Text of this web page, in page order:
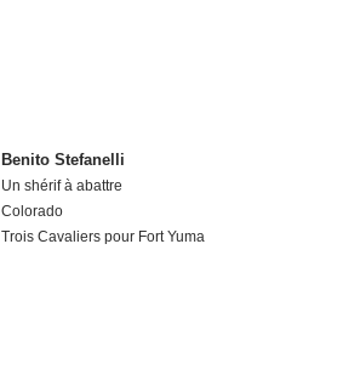
Benito Stefanelli
Un shérif à abattre
Colorado
Trois Cavaliers pour Fort Yuma